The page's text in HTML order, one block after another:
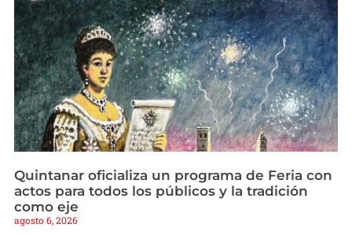
Quintanar oficializa un programa de Feria con
actos para todos los públicos y la tradición
como eje
agosto 6, 2026